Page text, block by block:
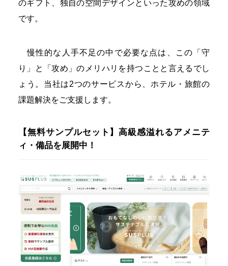
のギフト、独自の空間デザインといった攻めの領域
です。
慢性的な人手不足の中で必要な点は、この「守
り」と「攻め」のメリハリを持つことと言えるでし
ょう。当社は2つのサービスから、ホテル・旅館の
課題解決をご支援します。
【無料サンプルセット】高級感溢れるアメニテ
ィ・備品を展開中！